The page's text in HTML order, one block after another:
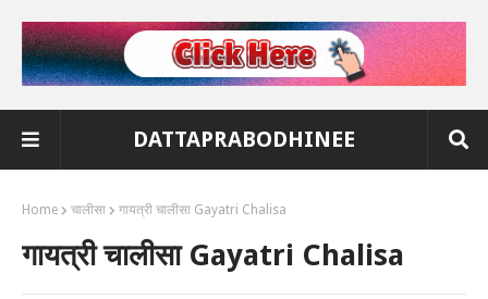
DATTAPRABODHINEE
Home चालीसा गायत्री चालीसा Gayatri Chalisa
गायत्री चालीसा Gayatri Chalisa